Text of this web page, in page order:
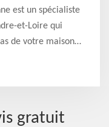
est un spécialiste
et-Loire qui
de votre maison
gratuit